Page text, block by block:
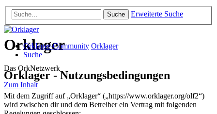
Suche Erweiterte Suche
Orklager
Das OrkNetzwerk
Zum Inhalt
Orklager-Community Orklager
Suche
Orklager - Nutzungsbedingungen
Mit dem Zugriff auf „Orklager“ („https://www.orklager.org/olf2“)
wird zwischen dir und dem Betreiber ein Vertrag mit folgenden